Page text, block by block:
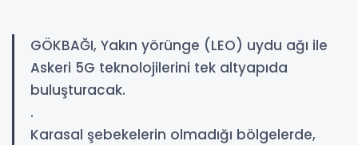
GÖKBAĞI, Yakın yörünge (LEO) uydu ağı ile
Askeri 5G teknolojilerini tek altyapıda
buluşturacak.
.
Karasal şebekelerin olmadığı bölgelerde,